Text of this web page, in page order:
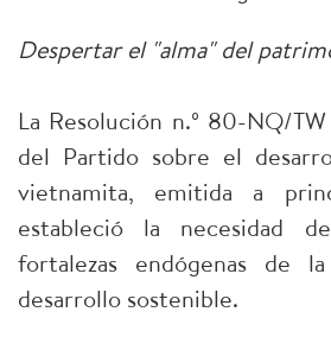
Despertar el "alma" del
La Resolución n.º 80-NQ/
del Partido sobre el
vietnamita, emitida a
estableció la necesidad
fortalezas endógenas de
desarrollo sostenible.